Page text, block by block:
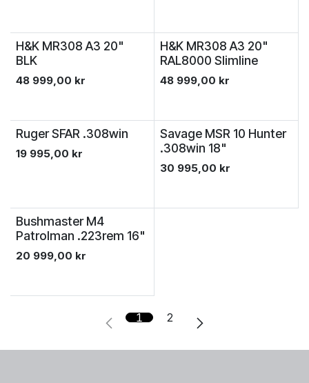
H&K MR308 A3 20"
BLK
48 999,00 kr
H&K MR308 A3 20"
RAL8000 Slimline
48 999,00 kr
Ruger SFAR .308win
19 995,00 kr
Savage MSR 10 Hunter
.308win 18"
30 995,00 kr
Bushmaster M4
Patrolman .223rem 16"
20 999,00 kr
1 2